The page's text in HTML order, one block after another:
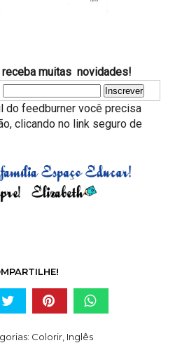
muitas novidades!
do feedburner você precisa
clicando no link seguro de
Colorir, Inglês